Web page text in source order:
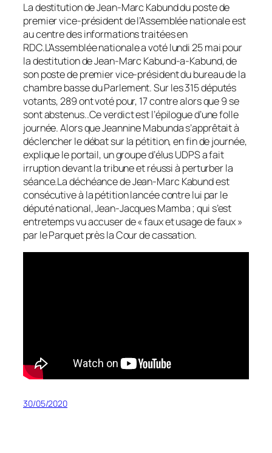
La destitution de Jean-Marc Kabund du poste de
premier vice-président de l’Assemblée nationale est
au centre des informations traitées en
RDC.L’Assemblée nationale a voté lundi 25 mai pour
la destitution de Jean-Marc Kabund-a-Kabund, de
son poste de premier vice-président du bureau de la
chambre basse du Parlement. Sur les 315 députés
votants, 289 ont voté pour, 17 contre alors que 9 se
sont abstenus..Ce verdict est l’épilogue d’une folle
journée. Alors que Jeannine Mabunda s’apprêtait à
déclencher le débat sur la pétition, en fin de journée,
explique le portail, un groupe d’élus UDPS a fait
irruption devant la tribune et réussi à perturber la
séance.La déchéance de Jean-Marc Kabund est
consécutive à la pétition lancée contre lui par le
député national, Jean-Jacques Mamba ; qui s’est
entretemps vu accuser de « faux et usage de faux »
par le Parquet près la Cour de cassation.
30/05/2020